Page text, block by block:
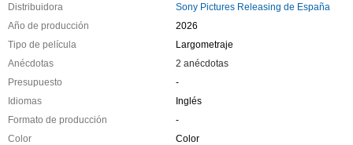
Distribuidora
Sony Pictures Releasing de España
Año de producción
2026
Tipo de película
Largometraje
Anécdotas
2 anécdotas
Presupuesto
-
Idiomas
Inglés
Formato de producción
-
Color
Color